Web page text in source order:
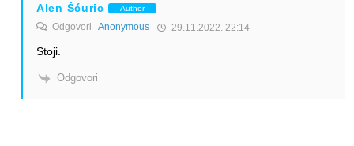
Alen Šćuric Author
Odgovori Anonymous 29.11.2022. 22:14
Stoji.
Odgovori